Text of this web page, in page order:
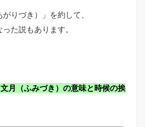
がりづき）」を約して、
った説もあります。
月（ふみづき）の意味と時候の挨